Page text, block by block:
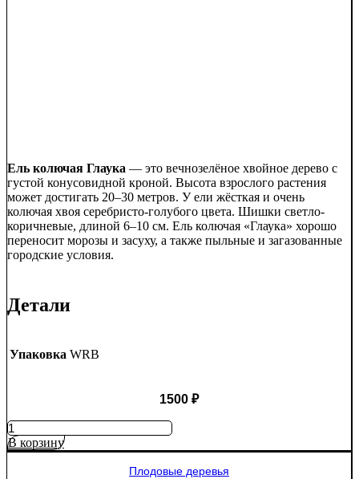
Ель колючая Глаука — это вечнозелёное хвойное дерево с
густой конусовидной кроной. Высота взрослого растения
может достигать 20–30 метров. У ели жёсткая и очень
колючая хвоя серебристо-голубого цвета. Шишки светло-
коричневые, длиной 6–10 см. Ель колючая «Глаука» хорошо
переносит морозы и засуху, а также пыльные и загазованные
городские условия.
Детали
Упаковка WRB
1500 ₽
Количество
товара
Ель
В корзину
Плодовые деревья